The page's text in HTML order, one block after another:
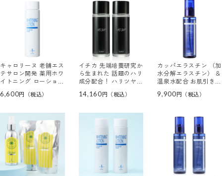
キャロリーヌ 老舗エス
テサロン開発 薬用ホワ
イトニング ローション
用美白化粧水）
6,600
イチカ 先端培養研究か
ら生まれた 話題のハリ
成分配合！ ハリツヤ潤
粧水 ｉＰＳ－ＳＮＡロ
14,160
カッパエラスチン （加
水分解エラスチン） ＆
温泉水配合 お肌引き締
ーテ・アップ テンスー
9,900